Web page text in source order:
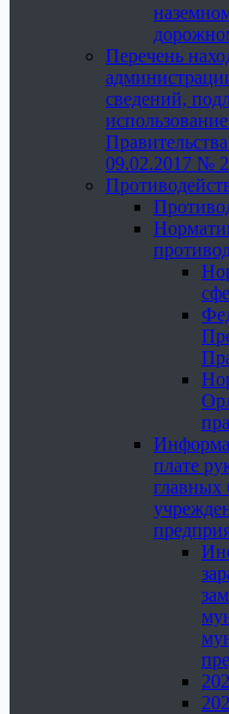
Перечень
сведений,
09.02.2017 №
плате
главных